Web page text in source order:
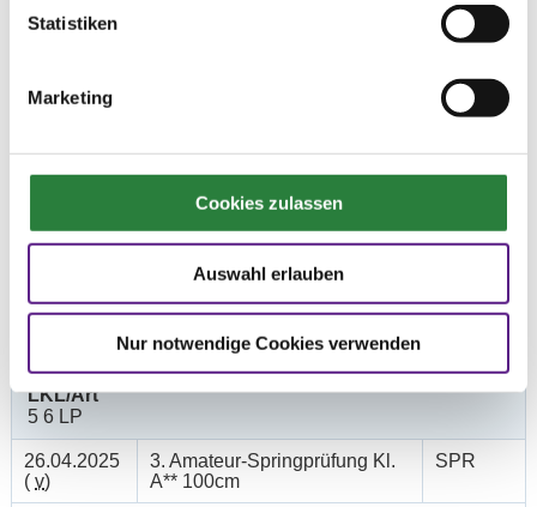
Statistiken
Marketing
Cookies zulassen
Auswahl erlauben
Nur notwendige Cookies verwenden
Datum Disziplin
26.04.2025
SPR
Preisgeld
100,00 €
6 7 LP
(v)
2. Springprüfung Kl. A* 90cm
LKL/Art
5 6 LP
26.04.2025
( v)
3. Amateur-Springprüfung Kl.
A** 100cm
SPR